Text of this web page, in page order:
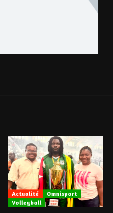
Actualité
Omnisport
Volleyball